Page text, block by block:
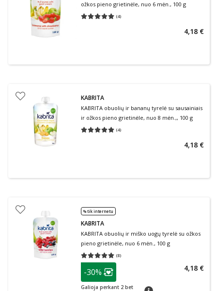
ožkos pieno grietinėle, nuo 6 mėn., 100 g
(4)
Vidutinis įvertinimas 5.00
4,18 €
KABRITA
KABRITA obuolių ir bananų tyrelė su sausainiais
ir ožkos pieno grietinėle, nuo 8 mėn.,, 100 g
(4)
Vidutinis įvertinimas 5.00
4,18 €
% tik internetu
KABRITA
KABRITA obuolių ir miško uogų tyrelė su ožkos
pieno grietinėle, nuo 6 mėn., 100 g
(8)
Vidutinis įvertinimas 5.00
patarimas
Lojalumo klubo narių nuolaida
-30%
Galioja perkant 2 bet
patarimas
4,18 €